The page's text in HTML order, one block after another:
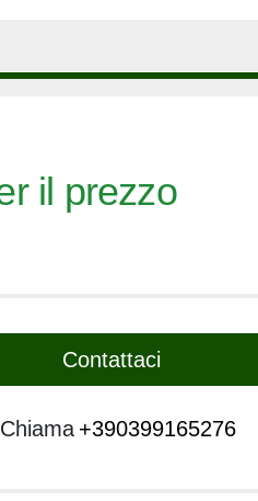
il prezzo
Contattaci
Chiama +390399165276